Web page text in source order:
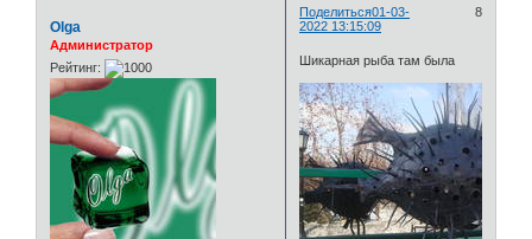
Поделиться 8
01-03-
2022 13:15:09
Olga
Администратор
Рейтинг:
Шикарная рыба там была